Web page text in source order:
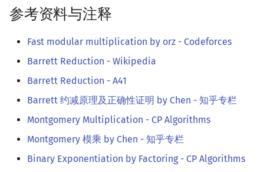
参考资料与注释
Fast modular multiplication by orz - Codeforces
Barrett Reduction - Wikipedia
Barrett Reduction - A41
Barrett 约减原理及正确性证明 by Chen - 知乎专栏
Montgomery Multiplication - CP Algorithms
Montgomery 模乘 by Chen - 知乎专栏
Binary Exponentiation by Factoring - CP Algorithms